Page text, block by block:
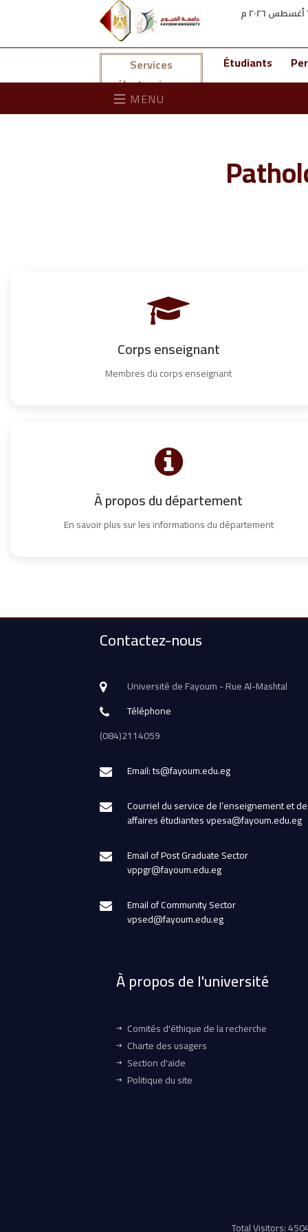
Services
électroniques
Étudiants
MENU
Corps enseignant
Membres du corps enseignant
À propos du département
En savoir plus sur les informations du département
Contactez-nous
Université de Fayoum - Rue Al-Mashtal
Téléphone
(084)2114059
Email: ts@fayoum.edu.eg
Courriel du service de l’enseignement et
affaires étudiantes vpesa@fayoum.edu.eg
Email of Post Graduate Sector
vppgr@fayoum.edu.eg
Email of Community Sector
vpsed@fayoum.edu.eg
À propos de l'université
Comités d'éthique de la recherche
Charte des usagers
Section d'aide
Politique du site
Total Visitors: